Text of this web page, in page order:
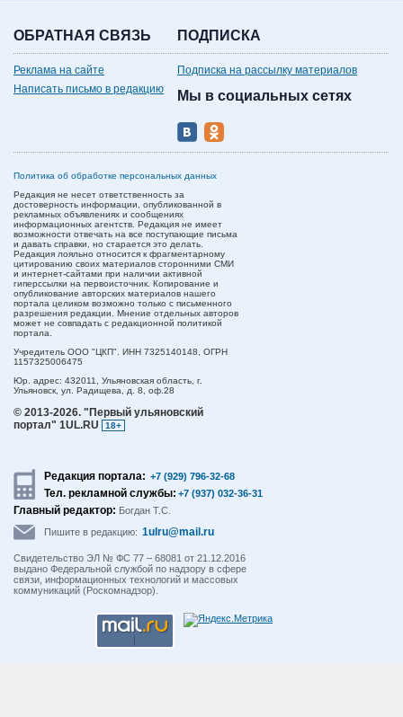
ОБРАТНАЯ СВЯЗЬ
Реклама на сайте
Написать письмо в редакцию
ПОДПИСКА
Подписка на рассылку материалов
Мы в социальных сетях
Политика об обработке персональных данных
Редакция не несет ответственность за
достоверность информации, опубликованной в
рекламных объявлениях и сообщениях
информационных агентств. Редакция не имеет
возможности отвечать на все поступающие письма
и давать справки, но старается это делать.
Редакция лояльно относится к фрагментарному
цитированию своих материалов сторонними СМИ
и интернет-сайтами при наличии активной
гиперссылки на первоисточник. Копирование и
опубликование авторских материалов нашего
портала целиком возможно только с письменного
разрешения редакции. Мнение отдельных авторов
может не совпадать с редакционной политикой
портала.
Учредитель ООО "ЦКП". ИНН 7325140148, ОГРН
1157325006475
Юр. адрес: 432011, Ульяновская область, г.
Ульяновск, ул. Радищева, д. 8, оф.28
© 2013-2026. "Первый ульяновский
портал" 1UL.RU
18+
Редакция портала: +7 (929) 796-32-68
Тел. рекламной службы: +7 (937) 032-36-31
Главный редактор: Богдан Т.С.
Пишите в редакцию: 1ulru@mail.ru
Свидетельство ЭЛ № ФС 77 – 68081 от 21.12.2016
выдано Федеральной службой по надзору в сфере
связи, информационных технологий и массовых
коммуникаций (Роскомнадзор).